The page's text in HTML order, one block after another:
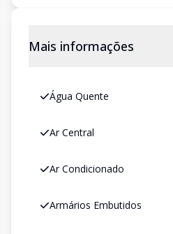
Mais informações
Água Quente
Ar Central
Ar Condicionado
Armários Embutidos